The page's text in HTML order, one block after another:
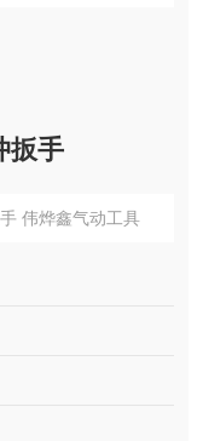
扳手
伟烨鑫气动工具